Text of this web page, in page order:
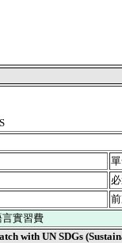
實習費
with UN SDGs